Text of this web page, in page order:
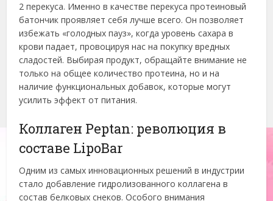
2 перекуса. Именно в качестве перекуса протеиновый
батончик проявляет себя лучше всего. Он позволяет
избежать «голодных пауз», когда уровень сахара в
крови падает, провоцируя нас на покупку вредных
сладостей. Выбирая продукт, обращайте внимание не
только на общее количество протеина, но и на
наличие функциональных добавок, которые могут
усилить эффект от питания.
Коллаген Peptan: революция в
составе LipoBar
Одним из самых инновационных решений в индустрии
стало добавление гидролизованного коллагена в
состав белковых снеков. Особого внимания